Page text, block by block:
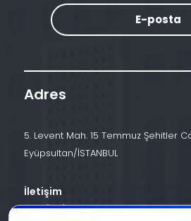
E-posta
Adres
5. Levent Mah. 15 Temmuz Şehitler
Eyüpsultan/İSTANBUL
İletişim
+90 (212) 924 24 44